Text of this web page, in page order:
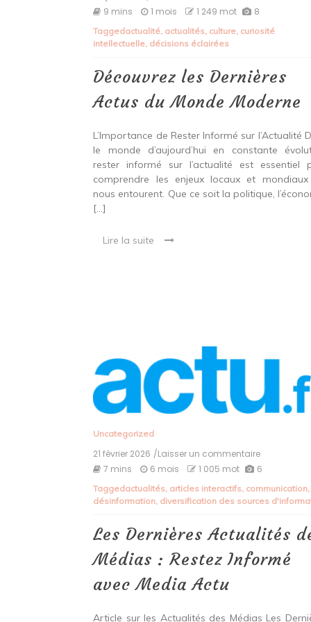
Découvrez
Dernières
Monde
Moderne
9 mins 1 mois 1 249 mot 8
Taggedactualité, actualités, culture, curiosité
intellectuelle, décisions éclairées
Découvrez les Dernières
Actus du Monde Moderne
L’Importance de Rester Informé sur l’Actualité
le monde d’aujourd’hui en constante
rester informé sur l’actualité est essentiel
comprendre les enjeux locaux et
nous entourent. Que ce soit la politique,
[…]
Lire la suite
Uncategorized
21 février 2026 /Laisser un commentaire
Les
Actualités
des
:
Restez
Informé
avec
7 mins 6 mois 1 005 mot 6
Taggedactualités, articles interactifs, communication,
désinformation, diversification des sources
Les Dernières Actualités
Médias : Restez Informé
avec Media Actu
Article sur les Actualités des Médias Les